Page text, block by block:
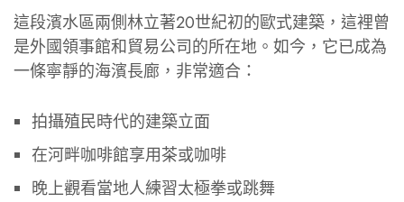
這段濱水區兩側林立著20世紀初的歐式建築，這裡曾
是外國領事館和貿易公司的所在地。如今，它已成為
一條寧靜的海濱長廊，非常適合：
拍攝殖民時代的建築立面
在河畔咖啡館享用茶或咖啡
晚上觀看當地人練習太極拳或跳舞